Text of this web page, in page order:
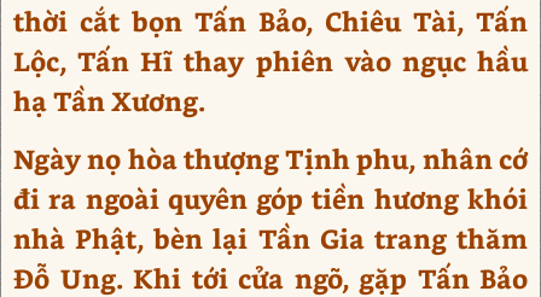
thời cắt bọn Tấn Bảo, Chiêu Tài, Tấn
Lộc, Tấn Hĩ thay phiên vào ngục hầu
hạ Tần Xương.
Ngày nọ hòa thượng Tịnh phu, nhân cớ
đi ra ngoài quyên góp tiền hương khói
nhà Phật, bèn lại Tần Gia trang thăm
Đỗ Ung. Khi tới cửa ngõ, gặp Tấn Bảo